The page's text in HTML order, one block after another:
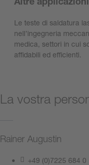
Le teste di saldatura
nell’ingegneria
medica, settori in cui
affidabili ed efficienti.
La vostra
Rainer Augustin
+49 (0)7225 684 0